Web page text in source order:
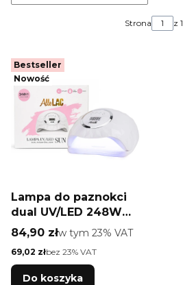
Strona z 1
Bestseller
Nowość
Lampa do paznokci
dual UV/LED 248W
AlleLac do lakierów
hybrydowych żeli i
akrylożeli biała SUN
Y13 3m długości kabla
Cena brutto
84,90 złw tym %s VAT
w tym 23% VAT
Cena netto
69,02 złbez 23% VAT
Do koszyka